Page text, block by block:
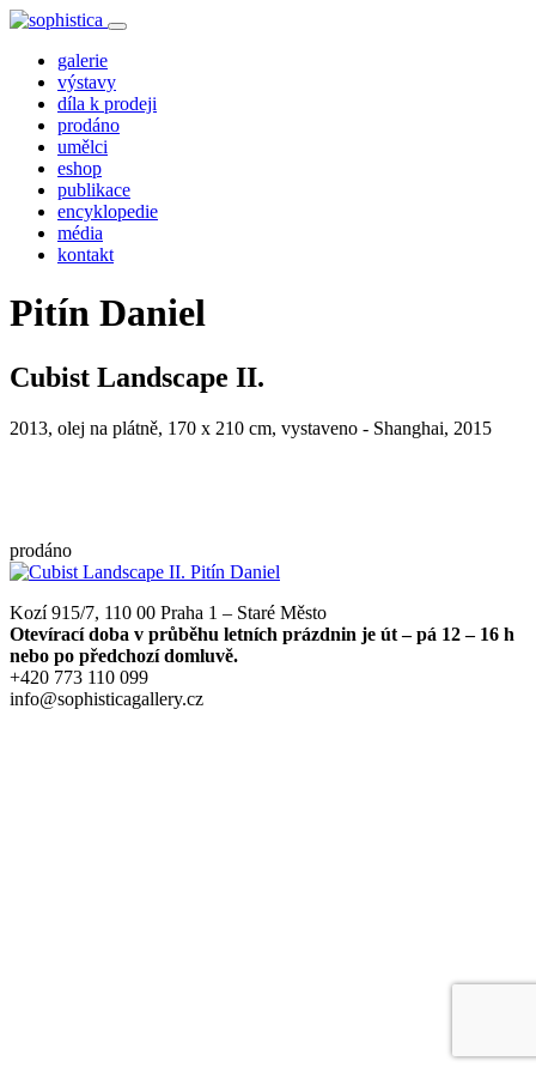
galerie
výstavy
díla k prodeji
prodáno
umělci
eshop
publikace
encyklopedie
média
kontakt
Pitín Daniel
Cubist Landscape II.
2013, olej na plátně, 170 x 210 cm, vystaveno - Shanghai, 2015
prodáno
Kozí 915/7, 110 00 Praha 1 – Staré Město
Otevírací doba v průběhu letních prázdnin je út – pá 12 – 16 h
nebo po předchozí domluvě.
+420 773 110 099
info@sophisticagallery.cz